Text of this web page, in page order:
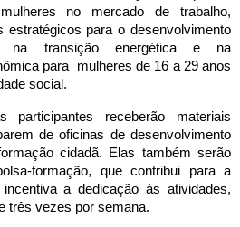
no mercado de trabalho,
estratégicos para o desenvolvimento
na transição energética e na
para mulheres de 16 a 29 anos
social.
participantes receberão materiais
de oficinas de desenvolvimento
cidadã. Elas também serão
formação, que contribui para a
a dedicação às atividades,
três vezes por semana.